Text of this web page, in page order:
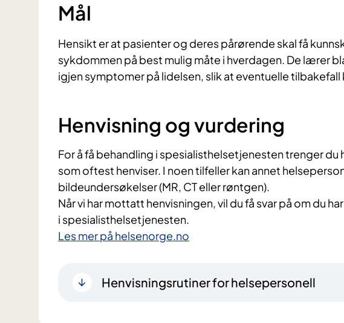
Mål
Hensikt er at pasienter og deres pårørende skal få
sykdommen på best mulig måte i hverdagen. De lærer
igjen symptomer på lidelsen, slik at eventuelle
Henvisning og vurdering
For å få behandling i spesialisthelsetjenesten trenger du
som oftest henviser. I noen tilfeller kan annet
bildeundersøkelser (MR, CT eller røntgen).
Når vi har mottatt henvisningen, vil du få svar på om du
i spesialisthelsetjenesten.
Les mer på helsenorge.no
Henvisningsrutiner for helsepersonell